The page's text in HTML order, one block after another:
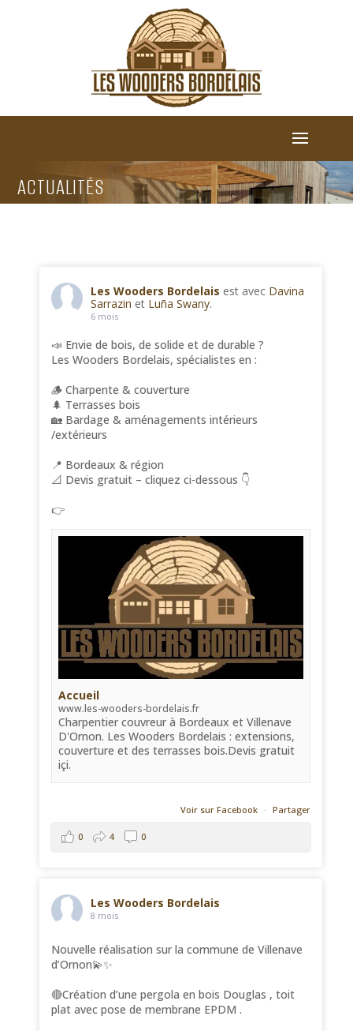
ACTUALITÉS
Les Wooders Bordelais est avec Davina
Sarrazin et Luña Swany.
6 mois
📣 Envie de bois, de solide et de durable ?
Les Wooders Bordelais, spécialistes en :
🪵 Charpente & couverture
🌲 Terrasses bois
🏡 Bardage & aménagements intérieurs
/extérieurs
📍 Bordeaux & région
📐 Devis gratuit – cliquez ci-dessous 👇
👉
Accueil
www.les-wooders-bordelais.fr
Charpentier couvreur à Bordeaux et Villenave
D'Ornon. Les Wooders Bordelais : extensions,
couverture et des terrasses bois.Devis gratuit
içi.
Voir sur Facebook · Partager
0 4 0
Les Wooders Bordelais
8 mois
Nouvelle réalisation sur la commune de Villenave
d’Ornon💫✨
🔴Création d’une pergola en bois Douglas , toit
plat avec pose de membrane EPDM .